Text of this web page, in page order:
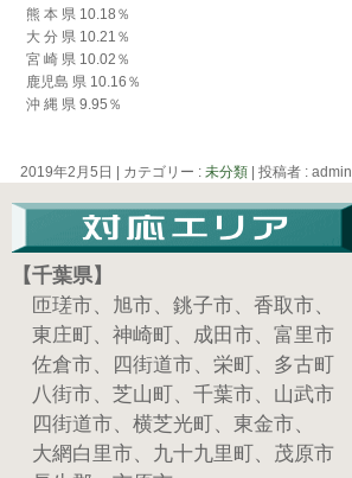
熊 本 県 10.18％
大 分 県 10.21％
宮 崎 県 10.02％
鹿児島 県 10.16％
沖 縄 県 9.95％
2019年2月5日 カテゴリー :未分類 |投稿者 : admin
【千葉県】
匝瑳市、旭市、銚子市、香取市、
東庄町、神崎町、成田市、富里市
佐倉市、四街道市、栄町、多古町
八街市、芝山町、千葉市、山武市
四街道市、横芝光町、東金市、
大網白里市、九十九里町、茂原市